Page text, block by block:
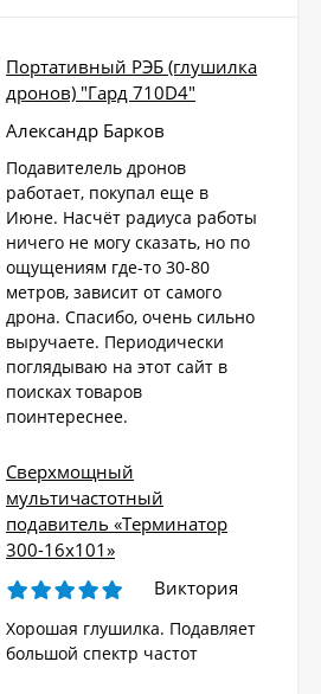
Портативный РЭБ (глушилка
дронов) "Гард 710D4"
Александр Барков
Подавителель дронов
работает, покупал еще в
Июне. Насчёт радиуса работы
ничего не могу сказать, но по
ощущениям где-то 30-80
метров, зависит от самого
дрона. Спасибо, очень сильно
выручаете. Периодически
поглядываю на этот сайт в
поисках товаров
поинтереснее.
Сверхмощный
мультичастотный
подавитель «Терминатор
300-16х101»
Виктория
Хорошая глушилка. Подавляет
большой спектр частот